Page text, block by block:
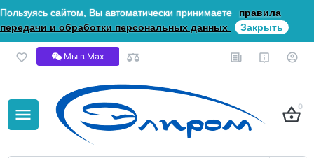
Пользуясь сайтом, Вы автоматически принимаете
правила
передачи и обработки персональных данных
Закрыть
Мы в Мах
0